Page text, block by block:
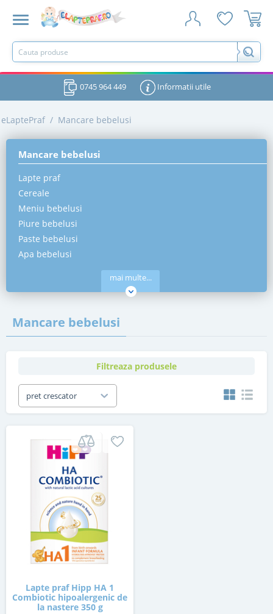
0745 964 449 Informatii utile
eLaptePraf / Mancare bebelusi
Mancare bebelusi
Lapte praf
Cereale
Meniu bebelusi
Piure bebelusi
Paste bebelusi
Apa bebelusi
mai multe...
Mancare bebelusi
Filtreaza produsele
pret crescator
Lapte praf Hipp HA 1
Combiotic hipoalergenic de
la nastere 350 g